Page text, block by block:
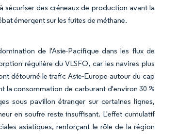
des créneaux de production avant la
émergent sur les fuites de méthane.
de l'Asie-Pacifique dans les flux de
régulière du VLSFO, car les navires plus
détourné le trafic Asie-Europe autour du cap
la consommation de carburant d'environ 30 %
sous pavillon étranger sur certaines lignes,
en soufre reste insuffisant. L'effet cumulatif
asiatiques, renforçant le rôle de la région